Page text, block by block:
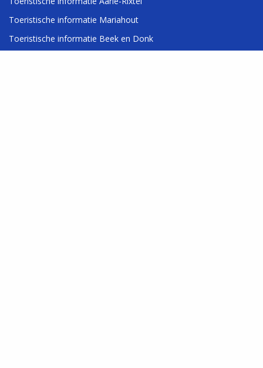
Toeristische informatie Mariahout
Toeristische informatie Beek en Donk